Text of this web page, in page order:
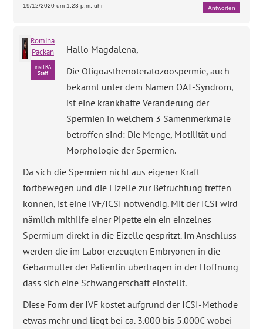
19/12/2020 um 1:23 p.m. uhr Antworten
Romina
Packan
inviTRA
Staff
Hallo Magdalena,
Die Oligoasthenoteratozoospermie, auch
bekannt unter dem Namen OAT-Syndrom,
ist eine krankhafte Veränderung der
Spermien in welchem 3 Samenmerkmale
betroffen sind: Die Menge, Motilität und
Morphologie der Spermien.
Da sich die Spermien nicht aus eigener Kraft
fortbewegen und die Eizelle zur Befruchtung treffen
können, ist eine IVF/ICSI notwendig. Mit der ICSI wird
nämlich mithilfe einer Pipette ein ein einzelnes
Spermium direkt in die Eizelle gespritzt. Im Anschluss
werden die im Labor erzeugten Embryonen in die
Gebärmutter der Patientin übertragen in der Hoffnung
dass sich eine Schwangerschaft einstellt.
Diese Form der IVF kostet aufgrund der ICSI-Methode
etwas mehr und liegt bei ca. 3.000 bis 5.000€ wobei